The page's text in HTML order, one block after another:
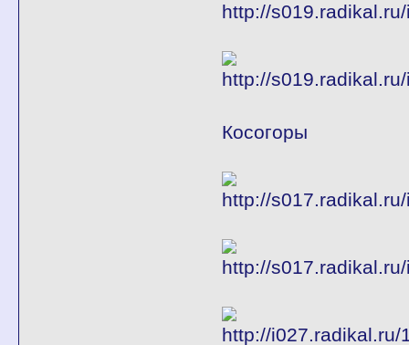
Косогоры